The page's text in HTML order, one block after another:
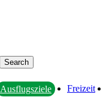
Search
Ausflugsziele Freizeit